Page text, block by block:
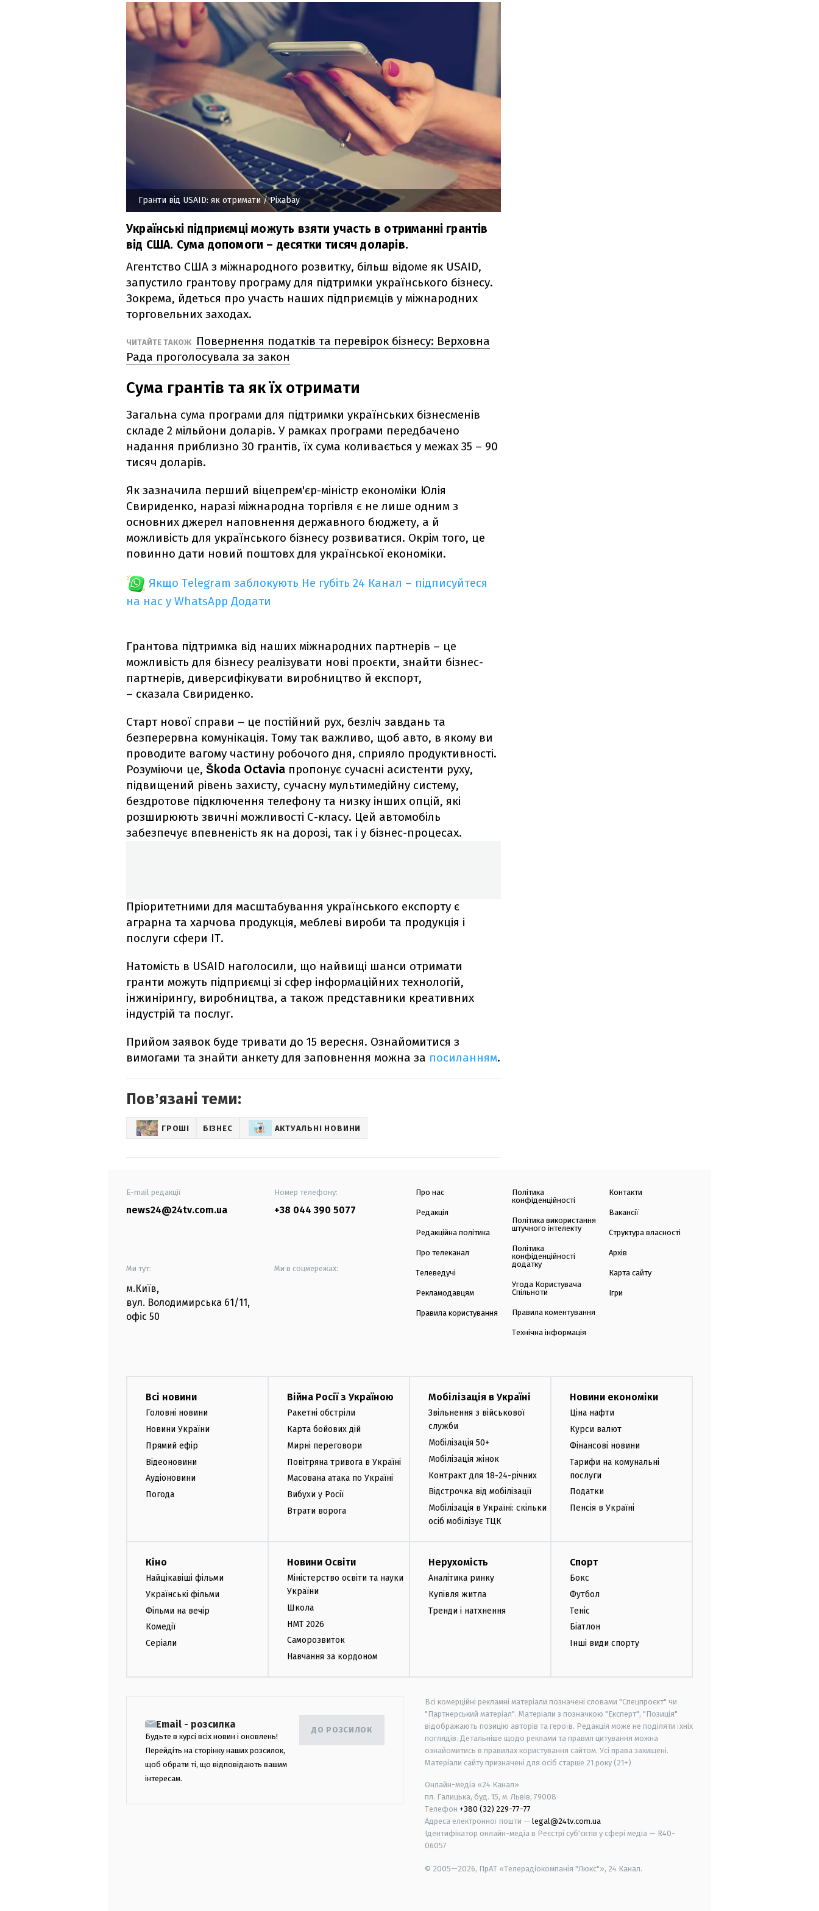
Гранти від USAID: як отримати/ Pixabay
Українські підприємці можуть взяти участь в отриманні грантів
від США. Сума допомоги – десятки тисяч доларів.
Агентство США з міжнародного розвитку, більш відоме як USAID,
запустило грантову програму для підтримки українського бізнесу.
Зокрема, йдеться про участь наших підприємців у міжнародних
торговельних заходах.
ЧИТАЙТЕ ТАКОЖ
Повернення податків та перевірок бізнесу: Верховна
Рада проголосувала за закон
Сума грантів та як їх отримати
Загальна сума програми для підтримки українських бізнесменів
складе 2 мільйони доларів. У рамках програми передбачено
надання приблизно 30 грантів, їх сума коливається у межах 35 – 90
тисяч доларів.
Як зазначила перший віцепрем'єр-міністр економіки Юлія
Свириденко, наразі міжнародна торгівля є не лише одним з
основних джерел наповнення державного бюджету, а й
можливість для українського бізнесу розвиватися. Окрім того, це
повинно дати новий поштовх для української економіки.
Якщо Telegram заблокують Не губіть 24 Канал – підписуйтеся
на нас у WhatsApp Додати
Грантова підтримка від наших міжнародних партнерів – це
можливість для бізнесу реалізувати нові проєкти, знайти бізнес-
партнерів, диверсифікувати виробництво й експорт,
– сказала Свириденко.
Старт нової справи – це постійний рух, безліч завдань та
безперервна комунікація. Тому так важливо, щоб авто, в якому ви
проводите вагому частину робочого дня, сприяло продуктивності.
Розуміючи це, Škoda Octavia пропонує сучасні асистенти руху,
підвищений рівень захисту, сучасну мультимедійну систему,
бездротове підключення телефону та низку інших опцій, які
розширюють звичні можливості С-класу. Цей автомобіль
забезпечує впевненість як на дорозі, так і у бізнес-процесах.
Пріоритетними для масштабування українського експорту є
аграрна та харчова продукція, меблеві вироби та продукція і
послуги сфери ІТ.
Натомість в USAID наголосили, що найвищі шанси отримати
гранти можуть підприємці зі сфер інформаційних технологій,
інжинірингу, виробництва, а також представники креативних
індустрій та послуг.
Прийом заявок буде тривати до 15 вересня. Ознайомитися з
вимогами та знайти анкету для заповнення можна за посиланням.
Повʼязані теми:
ГРОШІ БІЗНЕС АКТУАЛЬНІ НОВИНИ
E-mail редакції
news24@24tv.com.ua
Номер телефону:
+38 044 390 5077
Ми тут:
м.Київ,
вул. Володимирська 61/11,
офіс 50
Ми в соцмережах:
Про нас
Редакція
Редакційна політика
Про телеканал
Телеведучі
Рекламодавцям
Правила користування
Політика
конфіденційності
Політика використання
штучного інтелекту
Політика
конфіденційності
додатку
Угода Користувача
Спільноти
Правила коментування
Технічна інформація
Контакти
Вакансії
Структура власності
Архів
Карта сайту
Ігри
Всі новини
Головні новини
Новини України
Прямий ефір
Відеоновини
Аудіоновини
Погода
Війна Росії з Україною
Ракетні обстріли
Карта бойових дій
Мирні переговори
Повітряна тривога в Україні
Масована атака по Україні
Вибухи у Росії
Втрати ворога
Мобілізація в Україні
Звільнення з військової
служби
Мобілізація 50+
Мобілізація жінок
Контракт для 18-24-річних
Відстрочка від мобілізації
Мобілізація в Україні: скільки
осіб мобілізує ТЦК
Новини економіки
Ціна нафти
Курси валют
Фінансові новини
Тарифи на комунальні
послуги
Податки
Пенсія в Україні
Кіно
Найцікавіші фільми
Українські фільми
Фільми на вечір
Комедії
Серіали
Новини Освіти
Міністерство освіти та науки
України
Школа
НМТ 2026
Саморозвиток
Навчання за кордоном
Нерухомість
Аналітика ринку
Купівля житла
Тренди і натхнення
Спорт
Бокс
Футбол
Теніс
Біатлон
Інші види спорту
Email - розсилка
Будьте в курсі всіх новин і оновлень!
Перейдіть на сторінку наших розсилок,
щоб обрати ті, що відповідають вашим
інтересам.
ДО РОЗСИЛОК
Всі комерційні рекламні матеріали позначені словами "Спецпроєкт" чи
"Партнерський матеріал". Матеріали з позначкою "Експерт", "Позиція"
відображають позицію авторів та героїв. Редакція може не поділяти їхніх
поглядів. Детальніше щодо реклами та правил цитування можна
ознайомитись в правилах користування сайтом. Усі права захищені.
Матеріали сайту призначені для осіб старше 21 року (21+)
Онлайн-медіа «24 Канал»
пл. Галицька, буд. 15, м. Львів, 79008
Телефон +380 (32) 229-77-77
Адреса електронної пошти — legal@24tv.com.ua
Ідентифікатор онлайн-медіа в Реєстрі суб'єктів у сфері медіа — R40-
06057
© 2005—2026, ПрАТ «Телерадіокомпанія "Люкс"», 24 Канал.